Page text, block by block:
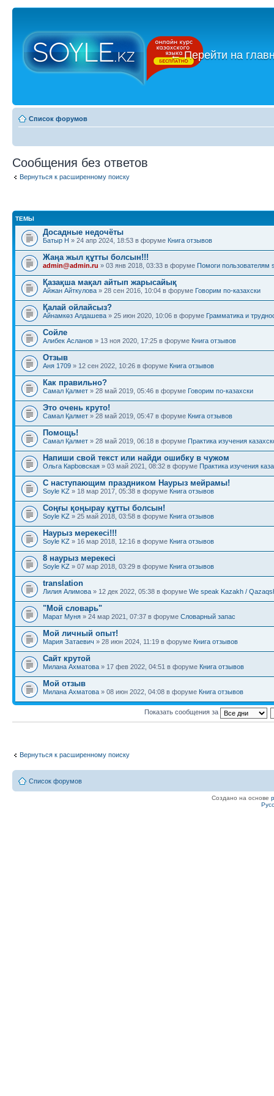
←Перейти на
Список форумов
Сообщения без ответов
Вернуться к расширенному поиску
ТЕМЫ
Досадные недочёты
Батыр Н » 24 апр 2024, 18:53 в форуме Книга отзывов
Жаңа жыл құтты болсын!!!
admin@admin.ru » 03 янв 2018, 03:33 в форуме Помоги пользователям
Қазақша мақал айтып жарысайық
Айжан Айткулова » 28 сен 2016, 10:04 в форуме Говорим по-казахски
Қалай ойлайсыз?
Айнамкөз Алдашева » 25 июн 2020, 10:06 в форуме Грамматика и
Сойле
Алибек Асланов » 13 ноя 2020, 17:25 в форуме Книга отзывов
Отзыв
Аня 1709 » 12 сен 2022, 10:26 в форуме Книга отзывов
Как правильно?
Самал Қалмет » 28 май 2019, 05:46 в форуме Говорим по-казахски
Это очень круто!
Самал Қалмет » 28 май 2019, 05:47 в форуме Книга отзывов
Помощь!
Самал Қалмет » 28 май 2019, 06:18 в форуме Практика изучения
Напиши свой текст или найди ошибку в чужом
Ольга Карbовская » 03 май 2021, 08:32 в форуме Практика изучения
С наступающим праздником Наурыз мейрамы!
Soyle KZ » 18 мар 2017, 05:38 в форуме Книга отзывов
Соңғы қоңырау құтты болсын!
Soyle KZ » 25 май 2018, 03:58 в форуме Книга отзывов
Наурыз мерекесі!!!
Soyle KZ » 16 мар 2018, 12:16 в форуме Книга отзывов
8 наурыз мерекесі
Soyle KZ » 07 мар 2018, 03:29 в форуме Книга отзывов
translation
Лилия Алимова » 12 дек 2022, 05:38 в форуме We speak Kazakh /
"Мой словарь"
Марат Муня » 24 мар 2021, 07:37 в форуме Словарный запас
Мой личный опыт!
Мария Затаевич » 28 июн 2024, 11:19 в форуме Книга отзывов
Сайт крутой
Милана Ахматова » 17 фев 2022, 04:51 в форуме Книга отзывов
Мой отзыв
Милана Ахматова » 08 июн 2022, 04:08 в форуме Книга отзывов
Показать сообщения за
Вернуться к расширенному поиску
Список форумов
Создано на основе